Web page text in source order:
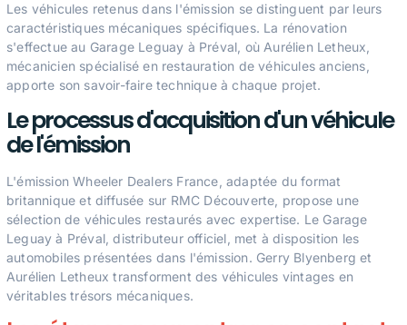
Les véhicules retenus dans l'émission se distinguent par leurs
caractéristiques mécaniques spécifiques. La rénovation
s'effectue au Garage Leguay à Préval, où Aurélien Letheux,
mécanicien spécialisé en restauration de véhicules anciens,
apporte son savoir-faire technique à chaque projet.
Le processus d'acquisition d'un véhicule
de l'émission
L'émission Wheeler Dealers France, adaptée du format
britannique et diffusée sur RMC Découverte, propose une
sélection de véhicules restaurés avec expertise. Le Garage
Leguay à Préval, distributeur officiel, met à disposition les
automobiles présentées dans l'émission. Gerry Blyenberg et
Aurélien Letheux transforment des véhicules vintages en
véritables trésors mécaniques.